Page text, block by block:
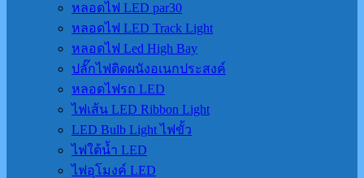
หลอดไฟ LED par30
หลอดไฟ LED Track Light
หลอดไฟ Led High Bay
ปลั๊กไฟติดผนังอเนกประสงค์
หลอดไฟรถ LED
ไฟเส้น LED Ribbon Light
LED Bulb Light ไฟขั้ว
ไฟใต้น้ำ LED
ไฟอุโมงค์ LED